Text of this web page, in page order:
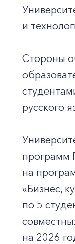
и
Стороны
русского
программ
на
«Бизнес,
по 5
на 2026